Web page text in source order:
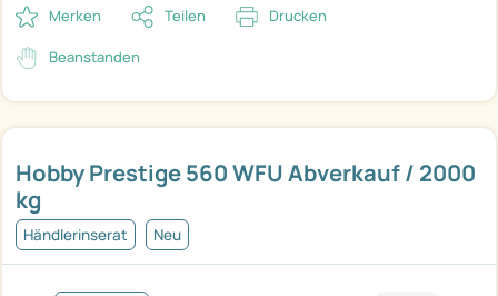
Hobby Prestige 560 WFU Abverkauf / 2000
kg
Händlerinserat Neu
Merken Teilen Drucken
Beanstanden